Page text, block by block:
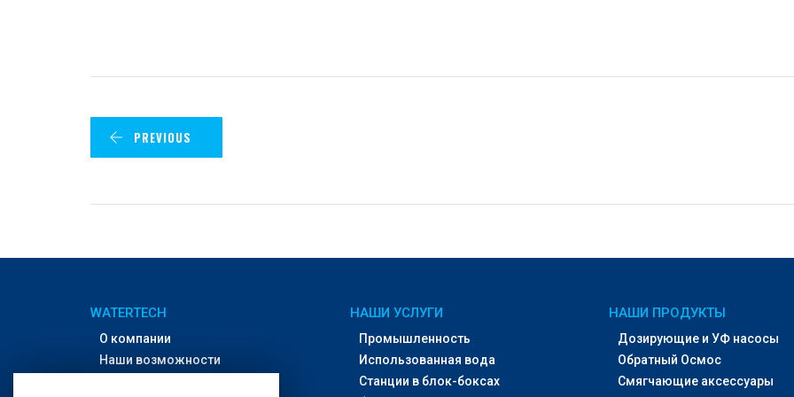
PREVIOUS
WATERTECH
О компании
Наши возможности
НАШИ УСЛУГИ
Промышленность
Использованная вода
Станции в блок-боксах
НАШИ ПРОДУКТЫ
Дозирующие и УФ насосы
Обратный Осмос
Смягчающие аксессуары